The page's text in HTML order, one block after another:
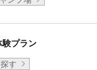
験プラン
す